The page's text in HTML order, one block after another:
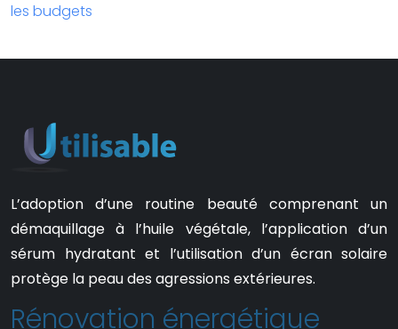
les budgets
L’adoption d’une routine beauté comprenant un
démaquillage à l’huile végétale, l’application d’un
sérum hydratant et l’utilisation d’un écran solaire
protège la peau des agressions extérieures.
Rénovation énergétique